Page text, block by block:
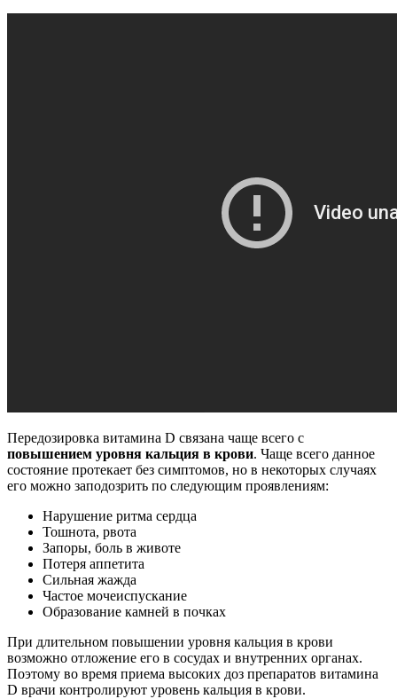
Передозировка витамина D связана чаще всего с
повышением уровня кальция в крови. Чаще всего данное
состояние протекает без симптомов, но в некоторых случаях
его можно заподозрить по следующим проявлениям:
Нарушение ритма сердца
Тошнота, рвота
Запоры, боль в животе
Потеря аппетита
Сильная жажда
Частое мочеиспускание
Образование камней в почках
При длительном повышении уровня кальция в крови
возможно отложение его в сосудах и внутренних органах.
Поэтому во время приема высоких доз препаратов витамина
D врачи контролируют уровень кальция в крови.